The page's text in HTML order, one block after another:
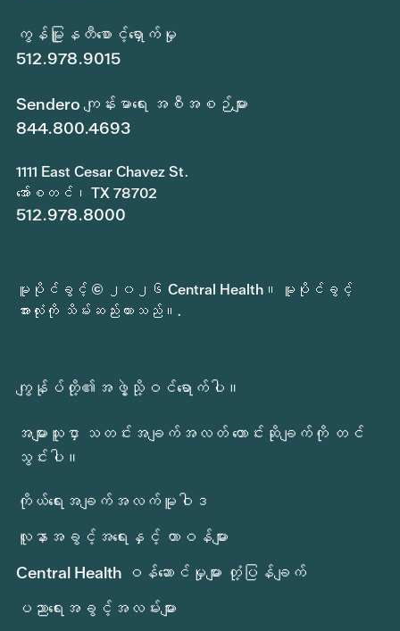
ကွန်မြူနတီစောင့်ရှောက်မှု
512.978.9015
Sendero ကျန်းမာရေး အစီအစဉ်များ
844.800.4693
1111 East Cesar Chavez St.
အော်စတင်၊ TX 78702
512.978.8000
မူပိုင်ခွင့် © ၂၀၂၆ Central Health။ မူပိုင်ခွင့်
အားလုံးကို သိမ်းဆည်းထားသည်။.
ကျွန်ုပ်တို့၏အဖွဲ့သို့ဝင်ရောက်ပါ။
အများသူငှာ သတင်းအချက်အလတ် တောင်းဆိုချက်ကို တင်
သွင်းပါ။
ကိုယ်ရေးအချက်အလက်မူဝါဒ
လူနာအခွင့်အရေးနှင့် တာဝန်များ
Central Health ဝန်ဆောင်မှုများ တုံ့ပြန်ချက်
ပညာရေးအခွင့်အလမ်းများ